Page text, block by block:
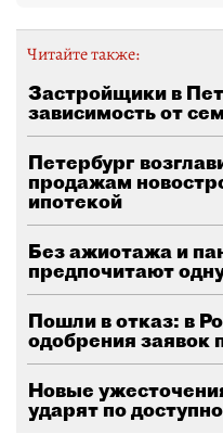
Читайте также:
Застройщики в
зависимость от
Петербург
продажам
ипотекой
Без ажиотажа и
предпочитают
Пошли в отказ: в
одобрения заявок
Новые
ударят по